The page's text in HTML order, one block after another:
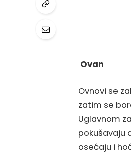
Ovan
Ovnovi se
zatim se
Uglavnom
pokušavaju
osećaju i